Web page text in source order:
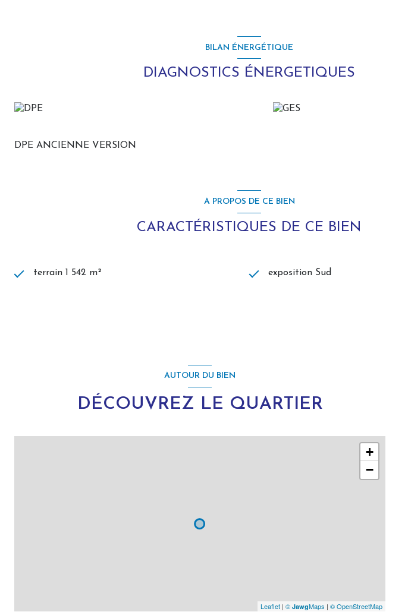
Zone soumise à une obligation légale de débroussaillement.
BILAN ÉNERGÉTIQUE
DIAGNOSTICS ÉNERGETIQUES
DPE ANCIENNE VERSION
A PROPOS DE CE BIEN
CARACTÉRISTIQUES DE CE BIEN
terrain 1 542 m² exposition Sud
AUTOUR DU BIEN
DÉCOUVREZ LE QUARTIER
+
−
Leaflet | © JawgMaps | © OpenStreetMap